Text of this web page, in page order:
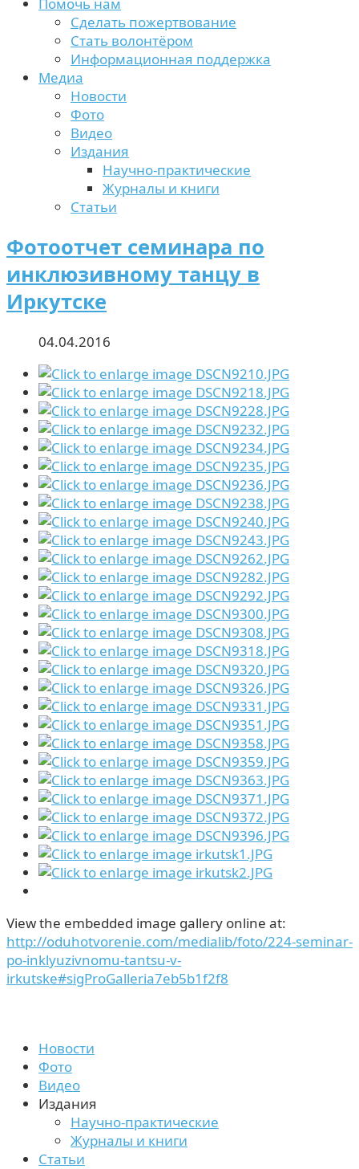
Помочь нам
Сделать пожертвование
Стать волонтёром
Информационная поддержка
Медиа
Новости
Фото
Видео
Издания
Научно-практические
Журналы и книги
Статьи
Фотоотчет семинара по
инклюзивному танцу в
Иркутске
04.04.2016
View the embedded image gallery online at:
http://oduhotvorenie.com/medialib/foto/224-seminar-
po-inklyuzivnomu-tantsu-v-
irkutske#sigProGalleria7eb5b1f2f8
Новости
Фото
Видео
Издания
Научно-практические
Журналы и книги
Статьи